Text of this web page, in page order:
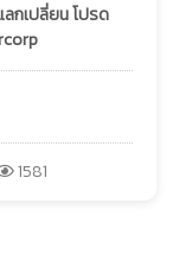
กเปลี่ยน โปรด
1581